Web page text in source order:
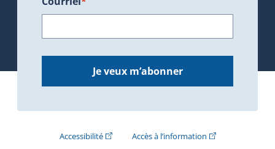
Je veux m’abonner
Accessibilité(Cet hyperlien externe s'ouvrira dans une
Accès à l’information(Cet hyperlien